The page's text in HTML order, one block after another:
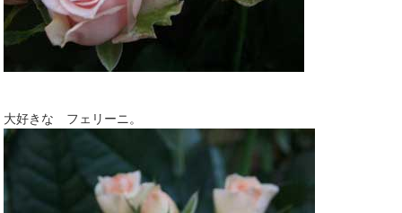
大好きな フェリーニ。